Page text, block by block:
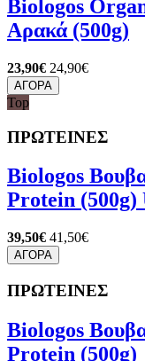
Biologos
Αρακά (500g)
23,90€ 24,90€
ΑΓΟΡΑ
Top
ΠΡΩΤΕΙΝΕΣ
Biologos
Protein
39,50€ 41,50€
ΑΓΟΡΑ
ΠΡΩΤΕΙΝΕΣ
Biologos
Protein (500g)